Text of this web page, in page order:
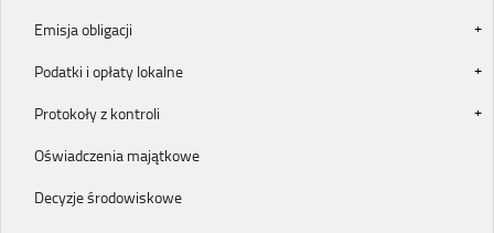
Emisja obligacji
Podatki i opłaty lokalne
Protokoły z kontroli
Oświadczenia majątkowe
Decyzje środowiskowe